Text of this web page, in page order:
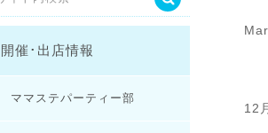
12
開催･出店情報
ママステパーティー部